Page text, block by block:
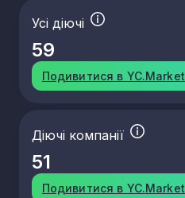
Усі діючі
59
Подивитися в YC.Market
Діючі компанії
51
Подивитися в YC.Market